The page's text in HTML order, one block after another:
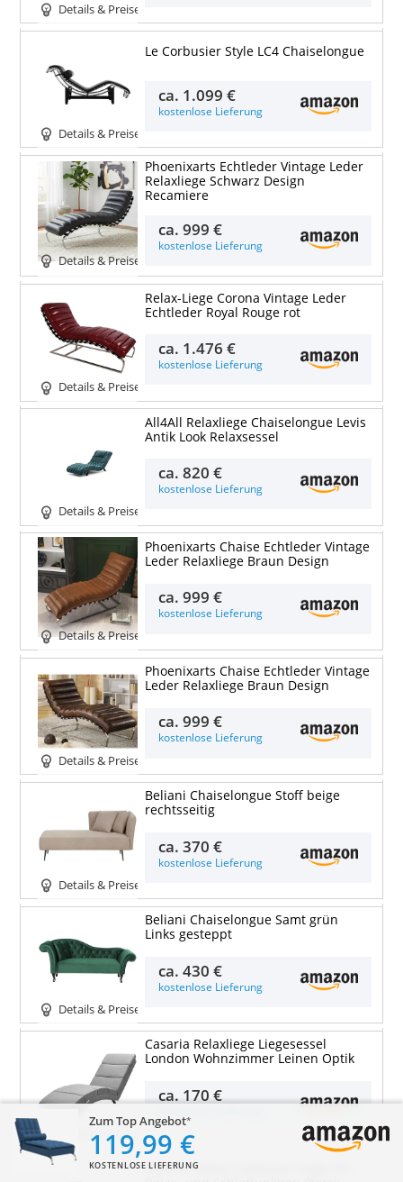
Zum Top Angebot
119,99 €
KOSTENLOSE LIEFERUNG
Details & Preise
Details & Preise
Le Corbusier Style LC4 Chaiselongue
ca. 1.099 €
kostenlose Lieferung
Details & Preise
Phoenixarts Echtleder Vintage Leder
Relaxliege Schwarz Design
Recamiere
ca.999 €
kostenlose Lieferung
Details & Preise
Relax-Liege Corona Vintage Leder
Echtleder Royal Rouge rot
ca. 1.476 €
kostenlose Lieferung
Details & Preise
All4All Relaxliege Chaiselongue Levis
Antik Look Relaxsessel
ca.820 €
kostenlose Lieferung
Details & Preise
Phoenixarts Chaise Echtleder Vintage
Leder Relaxliege Braun Design
ca.999 €
kostenlose Lieferung
Details & Preise
Phoenixarts Chaise Echtleder Vintage
Leder Relaxliege Braun Design
ca.999 €
kostenlose Lieferung
Details & Preise
Beliani Chaiselongue Stoff beige
rechtsseitig
ca.370 €
kostenlose Lieferung
Details & Preise
Beliani Chaiselongue Samt grün
Links gesteppt
ca.430 €
kostenlose Lieferung
Details & Preise
Casaria Relaxliege Liegesessel
London Wohnzimmer Leinen Optik
ca. 170 €
Atlantic Home Collection Liege mit